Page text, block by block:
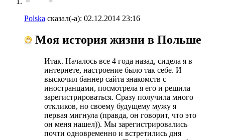
Polska сказал(-а): 02.12.2014 23:16
Моя история жизни в Польше
Итак. Началось все 4 года назад, сидела я в
интернете, настроение было так себе. И
выскочил баннер сайта знакомств с
иностранцами, посмотрела я его и решила
зарегистрироваться. Сразу получила много
откликов, но своему будущему мужу я
первая мигнула (правда, он говорит, что это
он меня нашел)). Мы зарегистрировались
почти одновременно и встретились дня